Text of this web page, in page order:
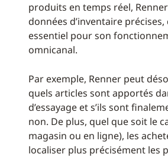
produits en temps réel,
données d’inventaire précises,
essentiel pour son
omnicanal.
Par exemple, Renner peut
quels articles sont apportés
d’essayage et s’ils sont
non. De plus, quel que soit le
magasin ou en ligne), les
localiser plus précisément les